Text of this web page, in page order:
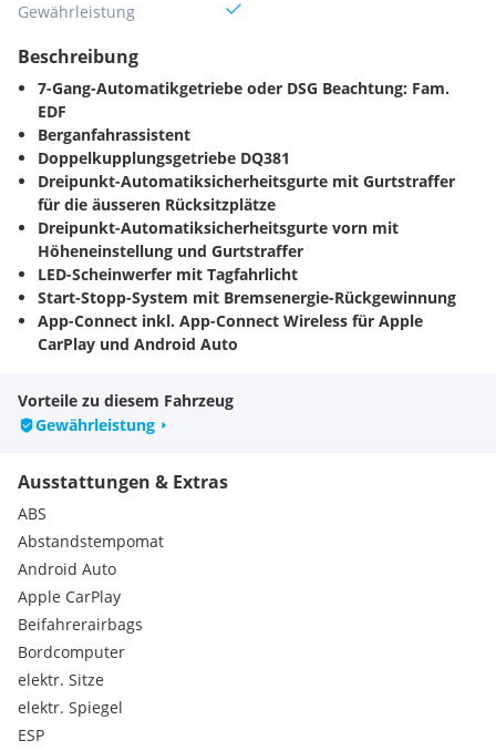
Gewährleistung
Beschreibung
7-Gang-Automatikgetriebe oder DSG Beachtung: Fam.
EDF
Berganfahrassistent
Doppelkupplungsgetriebe DQ381
Dreipunkt-Automatiksicherheitsgurte mit Gurtstraffer
für die äusseren Rücksitzplätze
Dreipunkt-Automatiksicherheitsgurte vorn mit
Höheneinstellung und Gurtstraffer
LED-Scheinwerfer mit Tagfahrlicht
Start-Stopp-System mit Bremsenergie-Rückgewinnung
App-Connect inkl. App-Connect Wireless für Apple
CarPlay und Android Auto
Beifahrerspiegelabsenkung - anklapp- und beheizbar -
auf Fahrerseite abblendend
Automatische Distanzregelung ACC stop & go - mit
Digital Cockpit Pro - mehrfarbig - verschiedene Info-
Profile wählbar
Müdigkeitserkennung
Notbremsassistent Front Assist (für automatische
Distanzregelung ACC bis 210 km/h)
Proaktives Insassenschutzsystem in Verbindung mit
Front Assist
8 Lautsprecher
Abgasendrohr hinten (Standard)
Airbag für Fahrer und Beifahrer - mit Beifahrerairbag-
Deaktivierung - inkl. Knie-Airbag auf der Fahrerseite
Akustik-Paket Standard
Vorteile zu diesem Fahrzeug
Gewährleistung
Ausstattungen & Extras
ABS
Abstandstempomat
Android Auto
Apple CarPlay
Beifahrerairbags
Bordcomputer
elektr. Sitze
elektr. Spiegel
ESP